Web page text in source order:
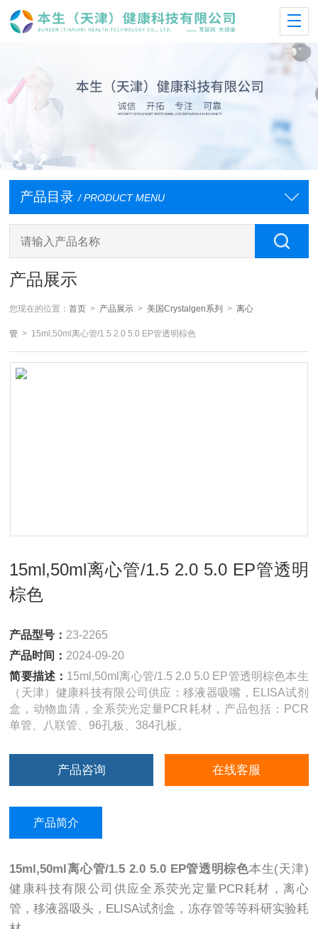
产品目录 / PRODUCT MENU
产品展示
您现在的位置：首页 > 产品展示 >美国Crystalgen系列 >离心
管 > 15ml,50ml离心管/1.5 2.0 5.0 EP管透明棕色
15ml,50ml离心管/1.5 2.0 5.0 EP管透明
棕色
产品型号： 23-2265
产品时间： 2024-09-20
简要描述： 15ml,50ml离心管/1.5 2.0 5.0 EP管透明棕色本生
（天津）健康科技有限公司供应：移液器吸嘴，ELISA试剂
盒，动物血清，全系荧光定量PCR耗材，产品包括：PCR
单管、八联管、96孔板、384孔板。
产品咨询 在线客服
产品简介
15ml,50ml离心管/1.5 2.0 5.0 EP管透明棕色本生(天津)
健康科技有限公司供应全系荧光定量PCR耗材，离心
管，移液器吸头，ELISA试剂盒，冻存管等等科研实验耗